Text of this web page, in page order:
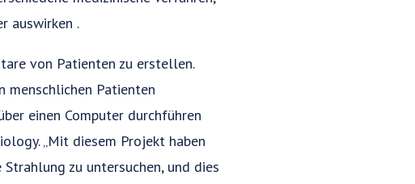
auswirken .
von Patienten zu erstellen.
menschlichen Patienten
einen Computer durchführen
„Mit diesem Projekt haben
zu untersuchen, und dies